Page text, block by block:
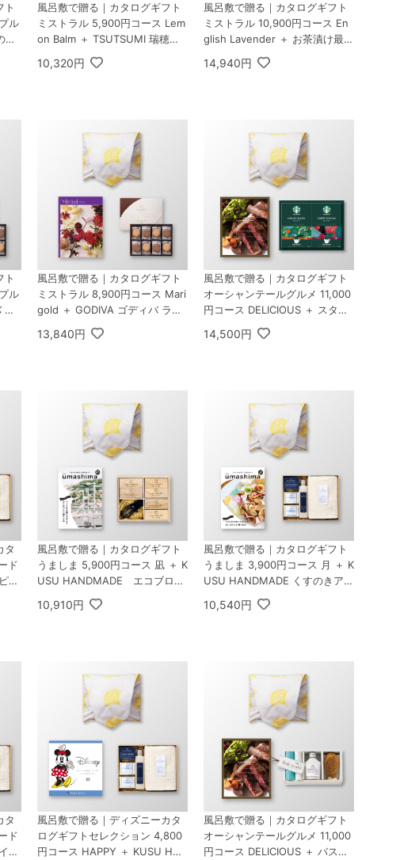
ト
ル
恵
風呂敷で贈る｜カタログギフト
ミストラル 5,900円コース Lem
on Balm ＋ TSUTSUMI 瑞穂の
10,320円
風呂敷で贈る｜カタログギフト
ミストラル 10,900円コース En
glish Lavender ＋ お茶漬け最中
14,940円
ト
ル
ラ
風呂敷で贈る｜カタログギフト
ミストラル 8,900円コース Mari
gold ＋ GODIVA ゴディバ ラン
グドシャクッキーアソートメン
ト 30枚入
13,840円
風呂敷で贈る｜カタログギフト
オーシャンテールグルメ 11,000
円コース DELICIOUS ＋ スター
バックス オリガミ パーソナルド
リップ コーヒーギフトB
14,500円
タ
ド
ー
き
風呂敷で贈る｜カタログギフト
うましま 5,900円コース 凪 ＋ K
USU HANDMADE エコブロッ
ク18個オイル付き 桐箱
10,910円
風呂敷で贈る｜カタログギフト
うましま 3,900円コース 月 ＋ K
USU HANDMADE くすのきアロ
マ バスギフトセット C
10,540円
タ
ド
ル
風呂敷で贈る｜ディズニーカタ
ログギフトセレクション 4,800
円コース HAPPY ＋ KUSU HAN
風呂敷で贈る｜カタログギフト
オーシャンテールグルメ 11,000
円コース DELICIOUS ＋ バスツ